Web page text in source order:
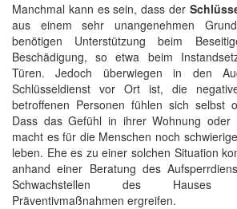
Manchmal kann es sein, dass der
aus einem sehr unangenehmen
benötigen Unterstützung beim
Beschädigung, so etwa beim
Türen. Jedoch überwiegen in den
Schlüsseldienst vor Ort ist, die
betroffenen Personen fühlen sich selbst
Dass das Gefühl in ihrer Wohnung oder
macht es für die Menschen noch
leben. Ehe es zu einer solchen Situation
anhand einer Beratung des
Schwachstellen des Hauses
Präventivmaßnahmen ergreifen.